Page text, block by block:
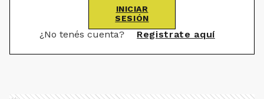
INICIAR
SESIÓN
¿No tenés cuenta? Registrate aquí